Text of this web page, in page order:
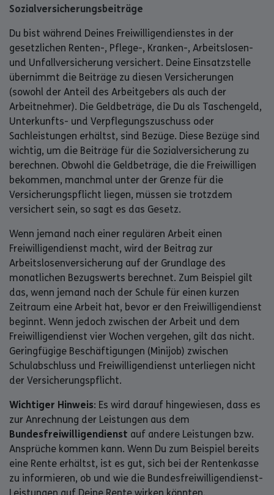
Sozialversicherungsbeiträge
Du bist während Deines Freiwilligendienstes in der
gesetzlichen Renten-, Pflege-, Kranken-, Arbeitslosen-
und Unfallversicherung versichert. Deine Einsatzstelle
übernimmt die Beiträge zu diesen Versicherungen
(sowohl der Anteil des Arbeitgebers als auch der
Arbeitnehmer). Die Geldbeträge, die Du als Taschengeld,
Unterkunfts- und Verpflegungszuschuss oder
Sachleistungen erhältst, sind Bezüge. Diese Bezüge sind
wichtig, um die Beiträge für die Sozialversicherung zu
berechnen. Obwohl die Geldbeträge, die die Freiwilligen
bekommen, manchmal unter der Grenze für die
Versicherungspflicht liegen, müssen sie trotzdem
versichert sein, so sagt es das Gesetz.
Wenn jemand nach einer regulären Arbeit einen
Freiwilligendienst macht, wird der Beitrag zur
Arbeitslosenversicherung auf der Grundlage des
monatlichen Bezugswerts berechnet. Zum Beispiel gilt
das, wenn jemand nach der Schule für einen kurzen
Zeitraum eine Arbeit hat, bevor er den Freiwilligendienst
beginnt. Wenn jedoch zwischen der Arbeit und dem
Freiwilligendienst vier Wochen vergehen, gilt das nicht.
Geringfügige Beschäftigungen (Minijob) zwischen
Schulabschluss und Freiwilligendienst unterliegen nicht
der Versicherungspflicht.
Wichtiger Hinweis: Es wird darauf hingewiesen, dass es
zur Anrechnung der Leistungen aus dem
Bundesfreiwilligendienst auf andere Leistungen bzw.
Ansprüche kommen kann. Wenn Du zum Beispiel bereits
eine Rente erhältst, ist es gut, sich bei der Rentenkasse
zu informieren, ob und wie die Bundesfreiwilligendienst-